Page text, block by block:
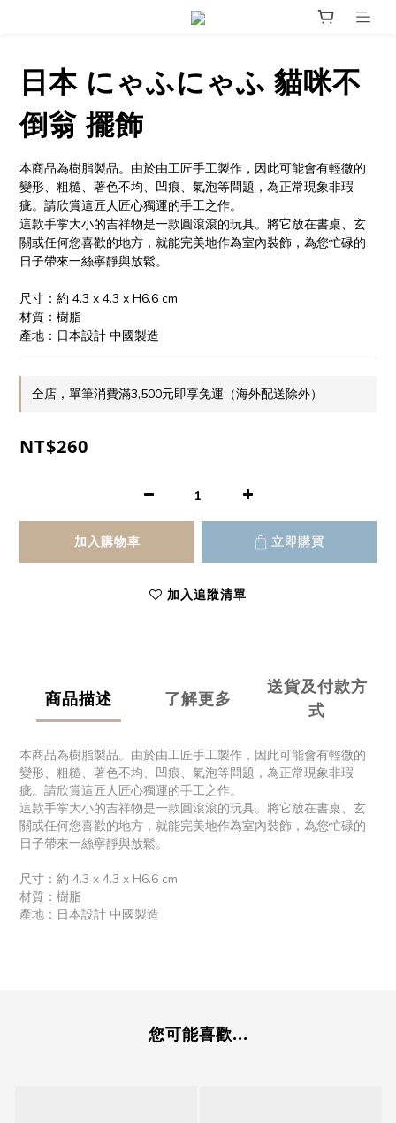
日本 にゃふにゃふ 貓咪不
倒翁 擺飾
本商品為樹脂製品。由於由工匠手工製作，因此可能會有輕微的
變形、粗糙、著色不均、凹痕、氣泡等問題，為正常現象非瑕
疵。請欣賞這匠人匠心獨運的手工之作。
這款手掌大小的吉祥物是一款圓滾滾的玩具。將它放在書桌、玄
關或任何您喜歡的地方，就能完美地作為室內裝飾，為您忙碌的
日子帶來一絲寧靜與放鬆。
尺寸：約 4.3 x 4.3 x H6.6 cm
材質：樹脂
產地：日本設計 中國製造
全店，單筆消費滿3,500元即享免運（海外配送除外）
NT$260
加入購物車 立即購買
加入追蹤清單
商品描述 了解更多
送貨及付款方
式
本商品為樹脂製品。由於由工匠手工製作，因此可能會有輕微的
變形、粗糙、著色不均、凹痕、氣泡等問題，為正常現象非瑕
疵。請欣賞這匠人匠心獨運的手工之作。
這款手掌大小的吉祥物是一款圓滾滾的玩具。將它放在書桌、玄
關或任何您喜歡的地方，就能完美地作為室內裝飾，為您忙碌的
日子帶來一絲寧靜與放鬆。
尺寸：約 4.3 x 4.3 x H6.6 cm
材質：樹脂
產地：日本設計 中國製造
您可能喜歡...